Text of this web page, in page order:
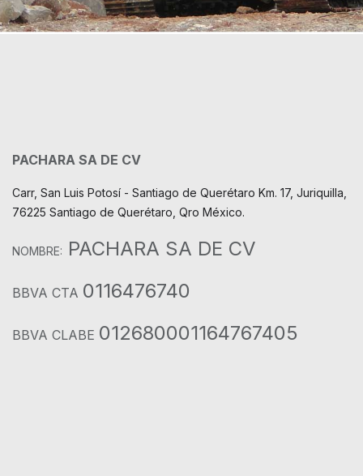
PACHARA SA DE CV
Carr, San Luis Potosí - Santiago de Querétaro Km. 17, Juriquilla,
76225 Santiago de Querétaro, Qro México.
NOMBRE: PACHARA SA DE CV
BBVA CTA 0116476740
BBVA CLABE 012680001164767405